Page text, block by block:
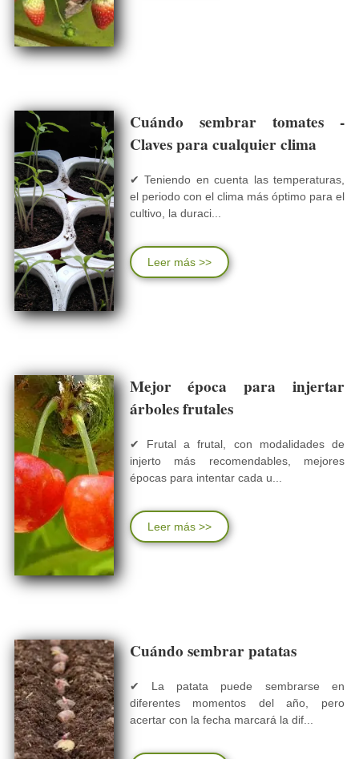
Cuándo sembrar tomates -
Claves para cualquier clima
✔ Teniendo en cuenta las temperaturas,
el periodo con el clima más óptimo para el
cultivo, la duraci...
Leer más >>
Mejor época para injertar
árboles frutales
✔ Frutal a frutal, con modalidades de
injerto más recomendables, mejores
épocas para intentar cada u...
Leer más >>
Cuándo sembrar patatas
✔ La patata puede sembrarse en
diferentes momentos del año, pero
acertar con la fecha marcará la dif...